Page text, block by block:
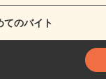
てのバイト